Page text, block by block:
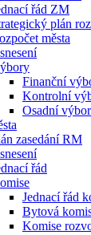
řád ZM
plán
města
Finanční
Kontrolní
Osadní
zasedání RM
řád
Jednací řád
Bytová
Komise